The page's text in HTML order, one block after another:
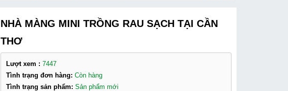
NHÀ MÀNG MINI TRỒNG RAU SẠCH TẠI CẦN
THƠ
Lượt xem :7447
Tình trạng đơn hàng:Còn hàng
Tình trạng sản phẩm:Sản phẩm mới